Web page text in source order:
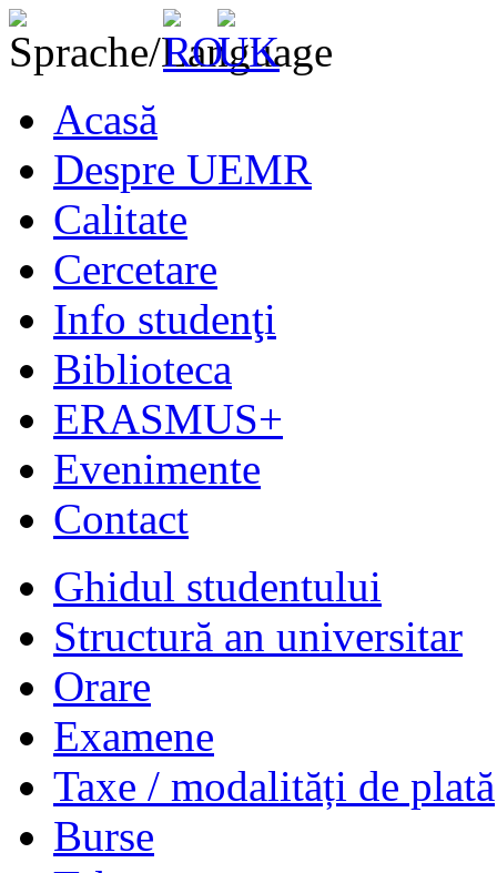
Acasă
Despre UEMR
Calitate
Cercetare
Info studenţi
Biblioteca
ERASMUS+
Evenimente
Contact
Ghidul studentului
Structură an universitar
Orare
Examene
Taxe / modalități de plată
Burse